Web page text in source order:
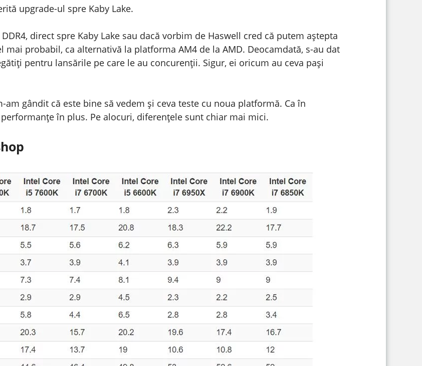
upgrade-ul spre Kaby Lake.
direct spre Kaby Lake sau dacă vorbim de Haswell cred că putem aștepta
mai probabil, ca alternativă la platforma AM4 de la AMD. Deocamdată, s-au dat
pentru lansările pe care le au concurenții. Sigur, ei oricum au ceva pași
gândit că este bine să vedem și ceva teste cu noua platformă. Ca în
în plus. Pe alocuri, diferențele sunt chiar mai mici.